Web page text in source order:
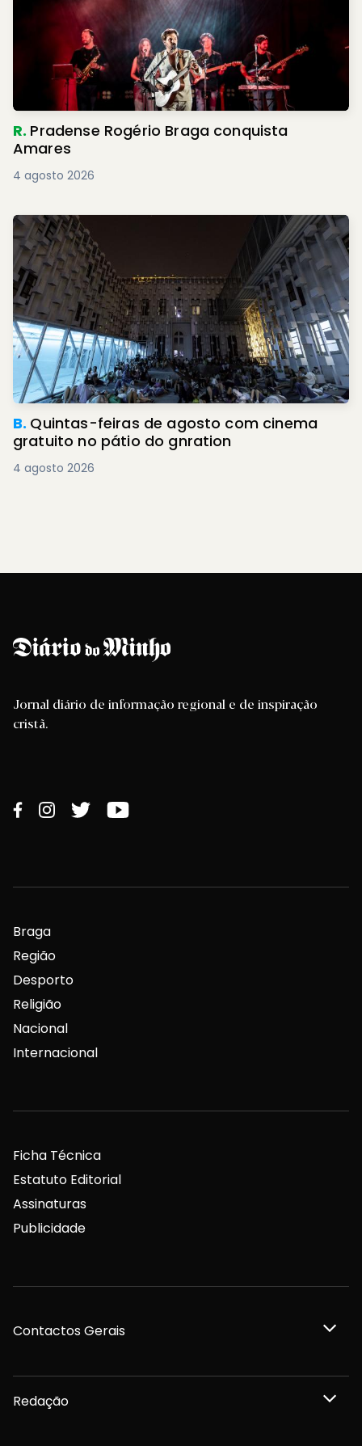
R. Pradense Rogério Braga conquista
Amares
4 agosto 2026
B. Quintas-feiras de agosto com cinema
gratuito no pátio do gnration
4 agosto 2026
Jornal diário de informação regional e de inspiração
cristã.
Braga
Região
Desporto
Religião
Nacional
Internacional
Ficha Técnica
Estatuto Editorial
Assinaturas
Publicidade
Contactos Gerais
Redação